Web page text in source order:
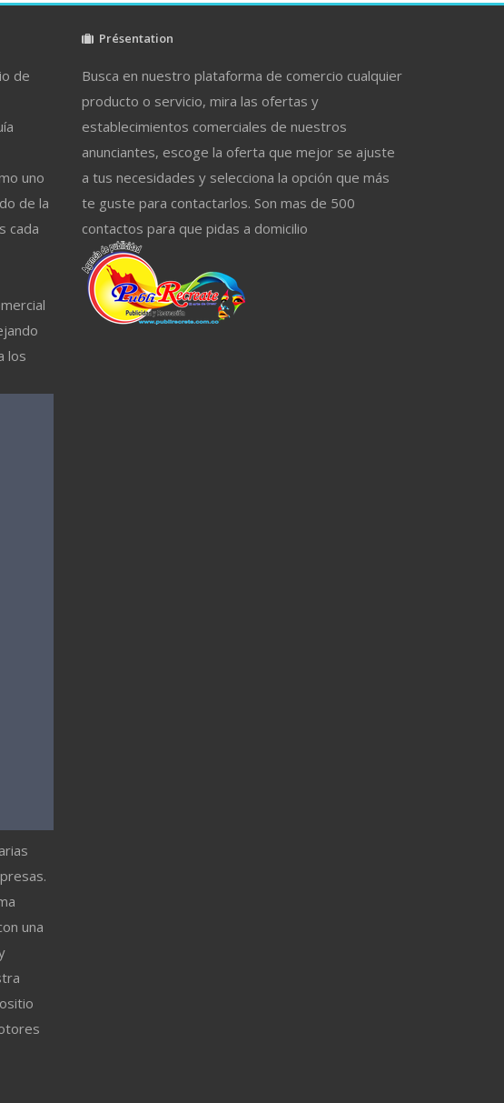
de
uno
de la
cada
los
una
Présentation
Busca en nuestro plataforma de comercio cualquier
producto o servicio, mira las ofertas y
establecimientos comerciales de nuestros
anunciantes, escoge la oferta que mejor se ajuste
a tus necesidades y selecciona la opción que más
te guste para contactarlos. Son mas de 500
contactos para que pidas a domicilio